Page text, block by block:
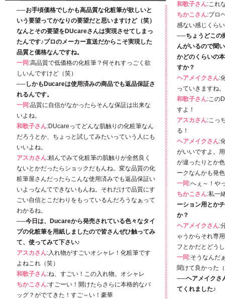
──お手頃価格でしかも高品質な化粧筆が欲しいと
いう要望ってかなりの要望だと思いますけど（笑）
なんとその要望をDUcareさんは実現させてしまっ
たんです♪プロのメーカー直送だからこそ実現した
品質と価格なんですね。
一同 :高品質で低価格の化粧筆？何それすっごく欲
しいんですけど（笑）
──しかもDucareは使用済みの商品でも返品保証さ
れるんです。
一同 :品質に自信がなかったらそんな保証は出来な
いよね。
和歌子さん:DUcareってどんな肌触りの化粧筆なん
だろうとか、ちょっと試してみたいっていう人にも
いいよね。
アスカさん:頼んでみて化粧筆の肌触りが全然良く
ないとかだったらショックだもんね。変な品質の化
粧筆屋さんだったらこんな使用済みでも返品保証い
いよっなんてできないもんね。それだけで品質にす
ごい自信とこだわりをもっているんだろうなぁって
わかるね。
──今日は、Ducareから発売されている色々なタイ
プの化粧筆を用紙しましたので皆さんぜひ触ってみ
て、使ってみて下さい♪
アスカさん:入れ物がすごいオシャレ！化粧筆です
よねこれ（笑）
和歌子さん:ね、すごい！この入れ物。オシャレ
ちかこさん:すごーい！開けたらさらに本格的なバ
ッグ？がでてきた！すご～い！豪華
和歌子さん:これ
ちかこさん:プロ
感ない感じくら
──ちょうどこの
んがいるので聞
かどのくらいの
すか？
ヘアメイクさん:
っていきますね。
和歌子さん:この
すよ！
アスカさん:こっ
る！
ヘアメイクさん:
がいいですよ。
が違ったりとか
ークなんかも発
一同 :へぇ～！や
ちかこさん:私一
ーション用とか
か？
ヘアメイクさん:
ゃうからそれ専
フとかだとどう
一同 :そうなんだ
聞けて良かった
──ヘアメイクさ
てくれました♪